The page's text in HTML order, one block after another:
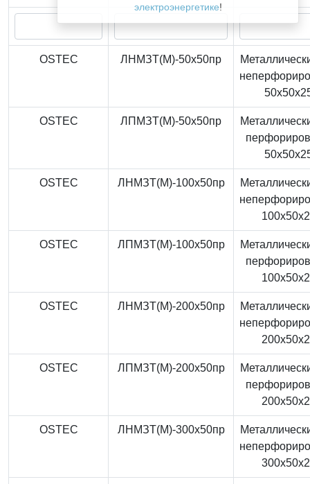
электроэнергетике!
OSTEC ЛНМЗТ(М)-50x50пр
OSTEC ЛПМЗТ(М)-50x50пр
OSTEC ЛНМЗТ(М)-100x50пр
OSTEC ЛПМЗТ(М)-100x50пр
OSTEC ЛНМЗТ(М)-200x50пр
OSTEC ЛПМЗТ(М)-200x50пр
OSTEC ЛНМЗТ(М)-300x50пр